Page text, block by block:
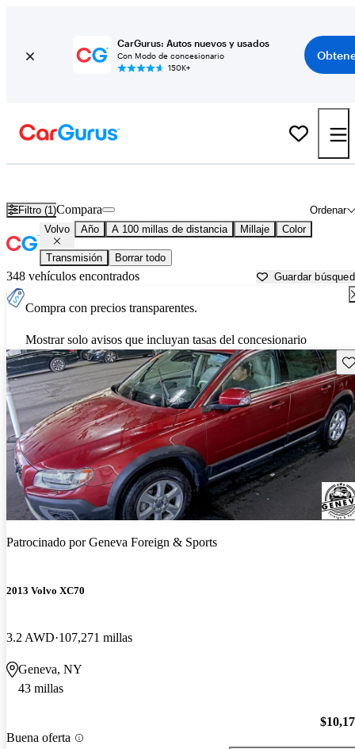
CarGurus: Autos nuevos y usados
Con Modo de concesionario
150K+
Filtro (1) Ordenar
Compara
Volvo Año A 100 millas de distancia Millaje Color
Transmisión Borrar todo
348 vehículos encontrados Guardar
Compra con precios transparentes.
Mostrar solo avisos que incluyan tasas del concesionario
Patrocinado porGeneva Foreign & Sports
2013 Volvo XC70
3.2 AWD 107,271 millas
Geneva, NY
43 millas
Buena oferta